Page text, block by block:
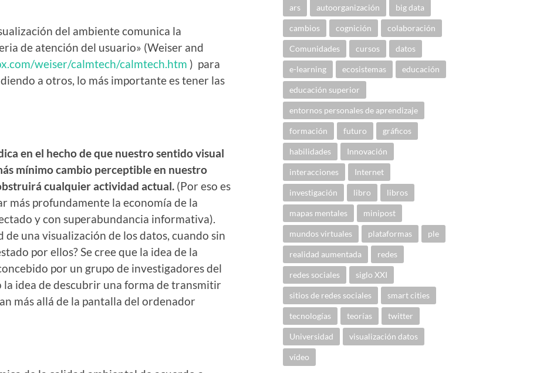
del ambiente comunica la
de atención del usuario» (Weiser and
weiser/calmtech/calmtech.htm ) para
a otros, lo más importante es tener las
en el hecho de que nuestro sentido visual
mínimo cambio perceptible en nuestro
cualquier actividad actual. (Por eso es
más profundamente la economía de la
y con superabundancia informativa).
de una visualización de los datos, cuando sin
por ellos? Se cree que la idea de la
por un grupo de investigadores del
la idea de descubrir una forma de transmitir
más allá de la pantalla del ordenador
ars autoorganización big data
cambios cognición colaboración
Comunidades cursos datos
e-learning ecosistemas educación
educación superior
entornos personales de aprendizaje
formación futuro gráficos
habilidades Innovación
interacciones Internet
investigación libro libros
mapas mentales minipost
mundos virtuales plataformas ple
realidad aumentada redes
redes sociales siglo XXI
sitios de redes sociales smart cities
tecnologías teorías twitter
Universidad visualización datos
vídeo